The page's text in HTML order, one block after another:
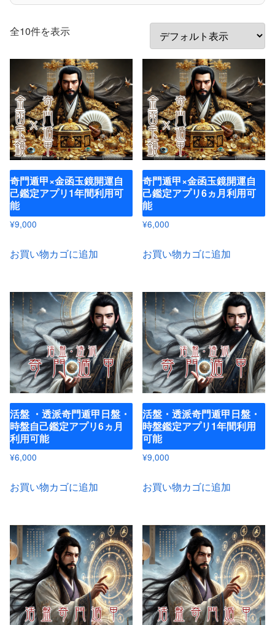
全10件を表示
奇門遁甲×金函玉鏡開運自
己鑑定アプリ1年間利用可
能
¥9,000
お買い物カゴに追加
奇門遁甲×金函玉鏡開運自
己鑑定アプリ6ヵ月利用可
能
¥6,000
お買い物カゴに追加
活盤 ・透派奇門遁甲日盤・
時盤自己鑑定アプリ6ヵ月
利用可能
¥6,000
お買い物カゴに追加
活盤・透派奇門遁甲日盤・
時盤鑑定アプリ1年間利用
可能
¥9,000
お買い物カゴに追加